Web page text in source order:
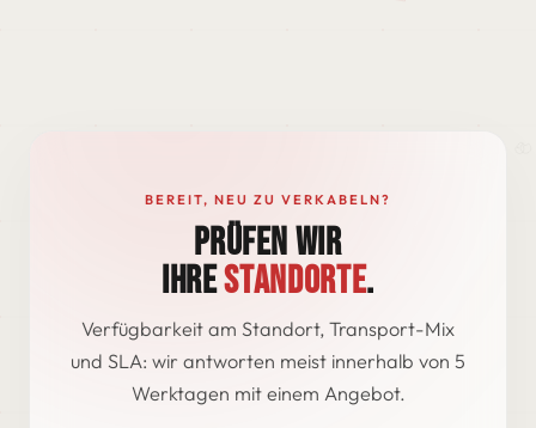
BEREIT, NEU ZU VERKABELN?
PRÜFEN WIR
IHRESTANDORTE.
Verfügbarkeit am Standort, Transport-Mix
und SLA: wir antworten meist innerhalb von 5
Werktagen mit einem Angebot.